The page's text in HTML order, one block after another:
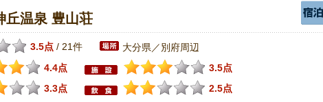
丘温泉 豊山荘
3.5点 / 21件 大分県／別府周辺
4.4点
3.5点
3.3点
2.5点